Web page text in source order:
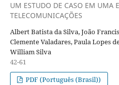
UM ESTUDO DE CASO EM UMA
TELECOMUNICAÇÕES
Albert Batista da Silva, João
Clemente Valadares, Paula Lopes
William Silva
42-61
PDF (Português (Brasil))